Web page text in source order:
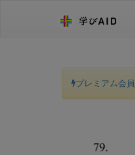
プレミアム会員